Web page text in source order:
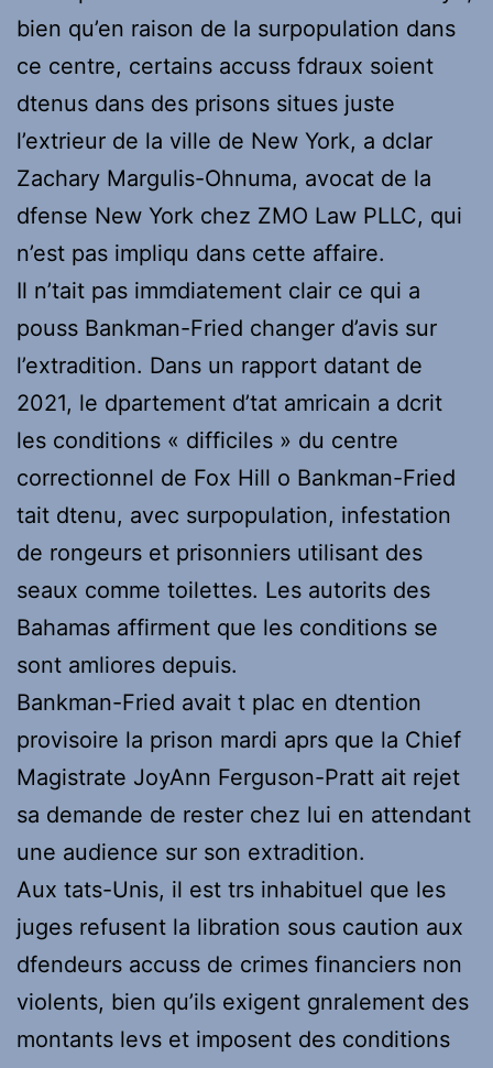
bien qu’en raison de la surpopulation dans
ce centre, certains accuss fdraux soient
dtenus dans des prisons situes juste
l’extrieur de la ville de New York, a dclar
Zachary Margulis-Ohnuma, avocat de la
dfense New York chez ZMO Law PLLC, qui
n’est pas impliqu dans cette affaire.
Il n’tait pas immdiatement clair ce qui a
pouss Bankman-Fried changer d’avis sur
l’extradition. Dans un rapport datant de
2021, le dpartement d’tat amricain a dcrit
les conditions « difficiles » du centre
correctionnel de Fox Hill o Bankman-Fried
tait dtenu, avec surpopulation, infestation
de rongeurs et prisonniers utilisant des
seaux comme toilettes. Les autorits des
Bahamas affirment que les conditions se
sont amliores depuis.
Bankman-Fried avait t plac en dtention
provisoire la prison mardi aprs que la Chief
Magistrate JoyAnn Ferguson-Pratt ait rejet
sa demande de rester chez lui en attendant
une audience sur son extradition.
Aux tats-Unis, il est trs inhabituel que les
juges refusent la libration sous caution aux
dfendeurs accuss de crimes financiers non
violents, bien qu’ils exigent gnralement des
montants levs et imposent des conditions